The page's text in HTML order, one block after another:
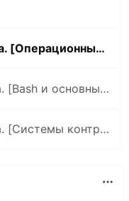
"Мобильная" разработка. [Операционные системы и терминал]
"Мобильная" разработка. [Bash и основные утилиты терминала]
"Мобильная" разработка. [Системы контроля версий, Git]